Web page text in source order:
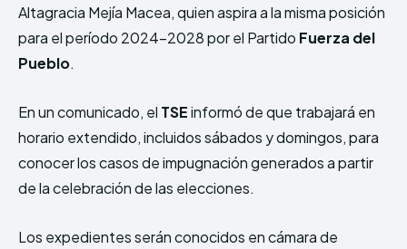
Altagracia Mejía Macea, quien aspira a la misma posición
para el período 2024-2028 por el Partido Fuerza del
Pueblo.
En un comunicado, el TSEinformó de que trabajará en
horario extendido, incluidos sábados y domingos, para
conocer los casos de impugnación generados a partir
de la celebración de las elecciones.
Los expedientes serán conocidos en cámara de